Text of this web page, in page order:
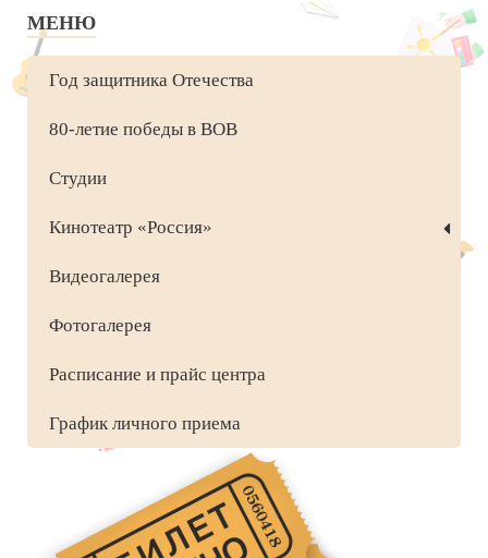
МЕНЮ
Год защитника Отечества
80-летие победы в ВОВ
Студии
Кинотеатр «Россия»
Видеогалерея
Фотогалерея
Расписание и прайс центра
График личного приема